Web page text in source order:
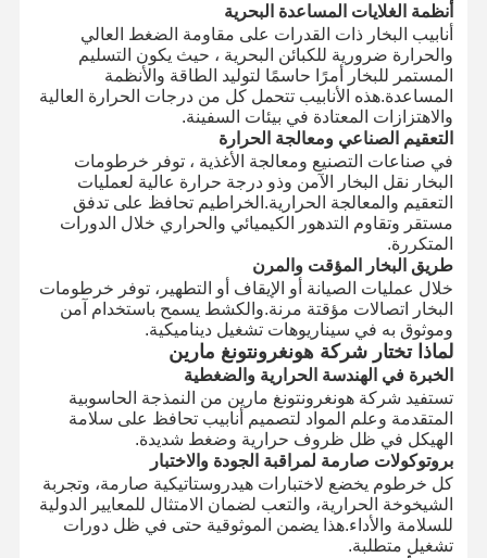
أنظمة الغلايات المساعدة البحرية
أنابيب البخار ذات القدرات على مقاومة الضغط العالي
والحرارة ضرورية للكبائن البحرية ، حيث يكون التسليم
المستمر للبخار أمرًا حاسمًا لتوليد الطاقة والأنظمة
المساعدة.هذه الأنابيب تتحمل كل من درجات الحرارة العالية
والاهتزازات المعتادة في بيئات السفينة.
التعقيم الصناعي ومعالجة الحرارة
في صناعات التصنيع ومعالجة الأغذية ، توفر خرطومات
البخار نقل البخار الآمن وذو درجة حرارة عالية لعمليات
التعقيم والمعالجة الحرارية.الخراطيم تحافظ على تدفق
مستقر وتقاوم التدهور الكيميائي والحراري خلال الدورات
المتكررة.
طريق البخار المؤقت والمرن
خلال عمليات الصيانة أو الإيقاف أو التطهير، توفر خرطومات
البخار اتصالات مؤقتة مرنة.والكشط يسمح باستخدام آمن
وموثوق به في سيناريوهات تشغيل ديناميكية.
لماذا تختار شركة هونغرونتونغ مارين
الخبرة في الهندسة الحرارية والضغطية
تستفيد شركة هونغرونتونغ مارين من النمذجة الحاسوبية
المتقدمة وعلم المواد لتصميم أنابيب تحافظ على سلامة
الهيكل في ظل ظروف حرارية وضغط شديدة.
بروتوكولات صارمة لمراقبة الجودة والاختبار
كل خرطوم يخضع لاختبارات هيدروستاتيكية صارمة، وتجربة
الشيخوخة الحرارية، والتعب لضمان الامتثال للمعايير الدولية
للسلامة والأداء.هذا يضمن الموثوقية حتى في ظل دورات
تشغيل متطلبة.